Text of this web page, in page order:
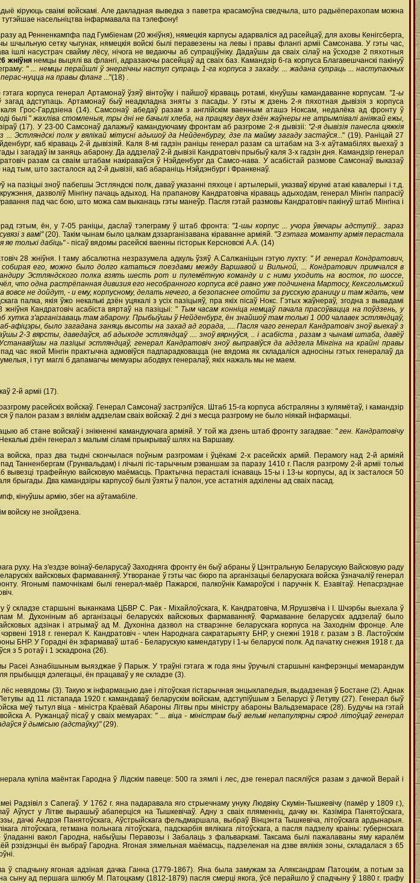
кіруюць сваімі войскамі. Але дакладная выведка з паветра красамоўна сведчыла, што радыёперахопам можна
насельніцтва інфармавала па тэлефону!
ад Ренненкампфа пад Гумбіенам (20 жніўня), нямецкія карпусы адарваліся ад расейцаў, для аховы Кенігсберга,
шчыльную сетку чыгунак, нямецкія войскі былі перавезены на левы і правы флангі арміі Самсонава. У гэты час,
ішлі насустрач свайму лёсу, нічога не ведаючы аб супраціўніку. Дадаўшы да сваіх сілаў на ўсходзе 2 пяхотныя
жніўнянемцы выцялі ва флангі, адразаючы расейцаў ад сваіх баз. Камандзір 6-га корпуса Благавешчанскі пакінуў
" ... немцы перайшлі ў энергічны наступ супраць 1-га корпуса з захаду. ... жадана супраць ... наступаючых
перас-нуцца на правы фланг ..."(18) .
корпуса генерал Артамонаў ўзяў вінтоўку і пайшоў кіраваць ротамі, кінуўшы камандаванне корпусам. "1-ы
адступаць. Артамонаў быў неадкладна зняты з пасады. У гэты ж дзень 2-я пяхотная дывізія з корпуса
Грос-Гардзіена (14). Самсонаў абедаў разам з англійскім ваенным аташэ Ноксам, недалёка ад фронту ў
былі "жахліва стомленыя, тры дні не бачылі хлеба, на працягу двух дзён жаўнеры не атрымлівалі аніякай ежы,
(17). У 23-00 Самсонаў далажыў камандуючаму фронтам аб разгроме 2-я дывізіі: "2-я дывізія панесла цяжкія
Эстляндскі полк у вялікай мітусні адышоў да Нейденбургу, дзе па майму загаду застаўся..." (19). Раніцай 27
каб кіраваць 2-й дывізіяй. Каля 8-мі гадзін раніцы генерал разам са штабам на 3-х аўтамабілях выехаў з
загадаў ім заняць абарону. Да аддзелаў 2-й дывізіі Кандратовіч прыбыў каля 3-х гадзін дня. Камандзір генерал
разам са сваім штабам накіраваўся ў Нэйденбург да Самсо-нава. У асабістай размове Самсонаў выказаў
тым, што засталося ад 2-й дывізіі, каб абараніць Нэйдэнбург і Франкенаў.
пазіцыі зноў пабегшы Эстляндскі полк, даваў указанні пяхоце і артылерыіі, указваў кірункі атакі кавалерыі і т.д.
дазволіў Мінгіну пачаць адыход. На прапанову Кандратовіча кіраваць адыходам, генерал Мінгін папрасіў
пад час бою, што можа сам выканаць гэты манеўр. Пасля гэтай размовы Кандратовіч пакінуў штаб Мінгіна і
гэтым, ён, у 7-05 раніцы, даслаў тэлеграму ў штаб фронта: "1-шы корпус ... учора ўвечары адступіў... зараз
з вамі"(20). Такім чынам было цалкам дэзарганізавана кіраванне арміяй. "З гэтага моманту армія перастала
яе толькі дабіць"- пісаў вядомы расейскі ваенны гісторык Керсновскі А.А. (14)
28 жніўня. І таму абсалютна незразумела адкуль ўзяў А.Салжаніцын гэтую лухту: " И генерал Кондратович,
его, можно было долго кататься поездами между Варшавой и Вильной, ... Кондратович примчался в
Эстляндского полка взять шесть рот и пулемётную команду и с ними уходить на восток, по шоссе,
что одна растрёпанная дивизия его несобранного корпуса всё равно уже подчинена Мартосу, Кексгольмский
не дойдут, - и ему, корпусному, делать нечего, а безопаснее отойти за русскую границу и там ждать, чем
палка, якія ўжо некалькі дзён уцякалі з усіх пазіцыяў, пра якіх пісаў Нокс. Гэтых жаўнераў, згодна з вывадамі
Кандратовіч асабіста вяртаў на пазіцыі: " Тым часам конніца немцаў пачала прасоўвацца на поўдзень, у
хутка з'арганізаваць там абарону. Прыбыўшы ў Нейденбург, ён знайшоў там толькі 1 000 чалавек эстляндцаў,
было загадана заняць высоты на захад ад горада, .... Пасля чаго генерал Кандратовіч зноў выехаў з
2-3 вярсты, даведаўся, аб адыходе эстляндцаў .... зноў вярнуўся, .. і асабіста , разам з чынамі штаба, давёў
на пазіцыі эстляндцаў, генерал Кандратовіч зноў выправіўся да аддзела Мінгіна на крайні правы
час якой Мінгін практычна адмовіўся падпарадковацца (не вядома як складаліся адносіны гэтых генералаў да
і тут маглі б дапамагчы мемуары абодвух генералаў, якіх нажаль мы не маем.
2-й арміі (17).
расейскіх войскаў. Генерал Самсонаў застрэліўся. Штаб 15-га корпуса абстраляны з кулямётаў, і камандзір
палон разам з вялікім аддзелам сваіх войскаў. 2 дні з месца разгрому не было ніякай інфармацыі.
аб стане войскаў і знікненні камандуючага арміяй. У той жа дзень штаб фронту загадвае: " ген. Кандратовічу
дзён генерал з малымі сіламі прыкрываў шлях на Варшаву.
праз два тыдні скончылася поўным разгромам і ўцёкамі 2-х расейскіх армій. Перамогу над 2-й арміяй
Танненбергам (Грунвальдам) і лічылі гіс-тарычным рэваншам за паразу 1410 г. Пасля разгрому 2-й арміі толькі
вывезці трафейную вайсковую маёмасць. Практычна перасталі існаваць 15-ы і 13-ы корпусы, ад іх засталося 50
брыгады. Два камандзіры карпусоў былі ўзяты ў палон, усе астатнія адхілены ад сваіх пасад.
кінуўшы армію, збег на аўтамабіле.
войску не знойдзена.
руху. На з'ездзе воінаў-беларусаў Заходняга фронту ён быў абраны ў Цэнтральную Беларускую Вайсковую раду
вайсковых фармаванняў. Утворанае ў гэты час бюро па арганізацыі беларускага войска ўзначаліў генерал
Ягонымі памочнікамі былі генерал-маёр Пажарскі, палкоўнік Камароўскі і паручнік К. Езавітаў. Непасрэднае
ў складзе старшыні выканкама ЦБВР С. Рак - Міхайлоўскага, К. Кандратовіча, М.Ярушэвіча і І. Шчэрбы выехала ў
М. Духоніным аб арганізацыі беларускіх вайсковых фармаванняў. Фармаванне беларускіх аддзелаў было
адзінак і атрымаў ад М. Духоніна дазвол на стварэнне беларускага корпуса на Заходнім фронце. Але
1918 г. генерал К. Кандратовіч - член Народнага сакратарыяту БНР, у снежні 1918 г. разам з В. Ластоўскім
БНР. У Горадні ён зфармаваў штаб - Беларускую камендатуру і 1-ы беларускі полк. Ад пачатку снежня 1918 г. да
з 5 ротаў і 1 эскадрона (26).
Расеі Азнабішыным выязджае ў Парыж. У траўні гэтага ж года яны ўручылі старшыні канферэнцыі мемарандум
прыбыцця дэлегацыі, ён працаваў у яе складзе (3).
невядомы (3). Такую ж інфармацыю дае і літоўская гістарычная энцыклапедыя, выдадзеная ў Бостане (2). Аднак
ад 11 лістапада 1920 г. камандаваў беларускім войскам, адступіўшым з Беларусі ў Летуву (27). Генерал быў
меў тытул віца - міністра Краёвай Абароны Літвы пры міністру абароны Вальдземарасе (28). Будучы на гэтай
А. Ружанцаў пісаў у сваіх мемуарах: " ... віца - міністрам быў вельмі непапулярны сярод літоўцаў генерал
ў дымісыю (адстаўку)"(29).
купіла маёнтак Гародна ў Лідскім павеце: 500 га зямлі і лес, дзе генерал пасяліўся разам з дачкой Верай і
Радзівіл з Сапегаў. У 1762 г. яна падаравала яго стрыечнаму унуку Людвіку Скумін-Тышкевічу (памёр у 1809 г.),
Аўгуст у Літве вырашыў абаперціся на Тышкевічаў. Адну з сваіх пляменніц, дачку кн. Казіміра Панятоўскага,
дачкі Андрэя Панятоўскага, Аўстрыйскага фельдмаршала, выбраў Вінцэнта Тышкевіча, літоўскага ардынарыя.
літоўскага, гетмана польнага літоўскага, падскарбія вялікага літоўскага, а пасля падзелу краіны: губернскага
ўладанні вакол Гародна, набыўшы Перавозы і Забалаць з фальваркамі. Таксама былі пажалаваны яму каралём
рэзідэнцыі ён выбраў Гародна. Ягоная зямельная маёмасць, падзеленая на дзве вялікія зоны, складалася з 65
ў спадчыну ягоная адзіная дачка Ганна (1779-1867). Яна была замужам за Аляксандрам Патоцкім, а потым за
сыну ад першага шлюбу М. Патоцкаму (1812-1879) пасля смерці якога, ўсё перайшло ў спадчыну ў 1880 г. графу